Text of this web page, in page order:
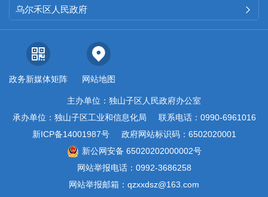
乌尔禾区人民政府 
政务新媒体矩阵 网站地图
主办单位：独山子区人民政府办公室
承办单位：独山子区工业和信息化局
联系电话：0990-6961016
新ICP备14001987号
政府网站标识码：6502020001
新公网安备 65020202000002号
网站举报电话：0992-3686258
网站举报邮箱：qzxxdsz@163.com